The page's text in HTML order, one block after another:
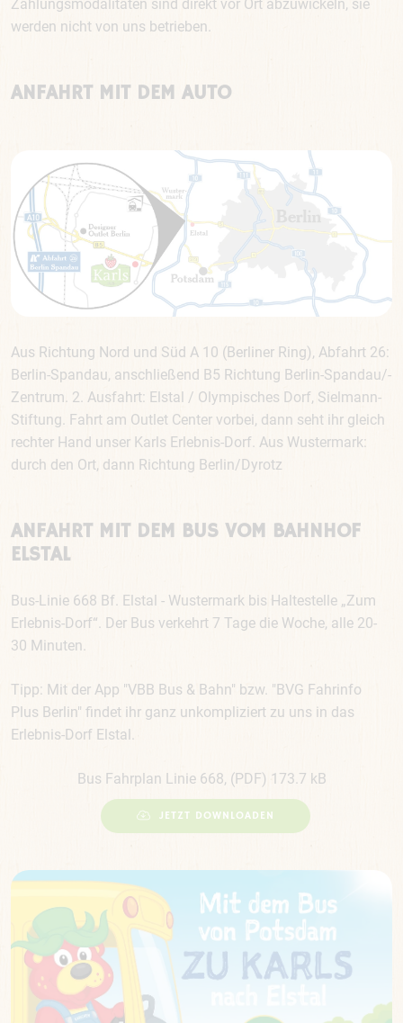
Zahlungsmodalitäten sind direkt vor Ort abzuwickeln, sie
werden nicht von uns betrieben.
ANFAHRT MIT DEM AUTO
Aus Richtung Nord und Süd A 10 (Berliner Ring), Abfahrt 26:
Berlin-Spandau, anschließend B5 Richtung Berlin-Spandau/-
Zentrum. 2. Ausfahrt: Elstal / Olympisches Dorf, Sielmann-
Stiftung. Fahrt am Outlet Center vorbei, dann seht ihr gleich
rechter Hand unser Karls Erlebnis-Dorf. Aus Wustermark:
durch den Ort, dann Richtung Berlin/Dyrotz
ANFAHRT MIT DEM BUS VOM BAHNHOF
ELSTAL
Bus-Linie 668 Bf. Elstal - Wustermark bis Haltestelle „Zum
Erlebnis-Dorf“. Der Bus verkehrt 7 Tage die Woche, alle 20-
30 Minuten.
Tipp: Mit der App "VBB Bus & Bahn" bzw. "BVG Fahrinfo
Plus Berlin" findet ihr ganz unkompliziert zu uns in das
Erlebnis-Dorf Elstal.
Bus Fahrplan Linie 668, (PDF) 173.7 kB
JETZT DOWNLOADEN